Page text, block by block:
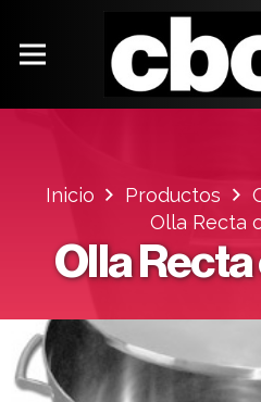
Inicio Productos
Olla Recta
Olla Recta